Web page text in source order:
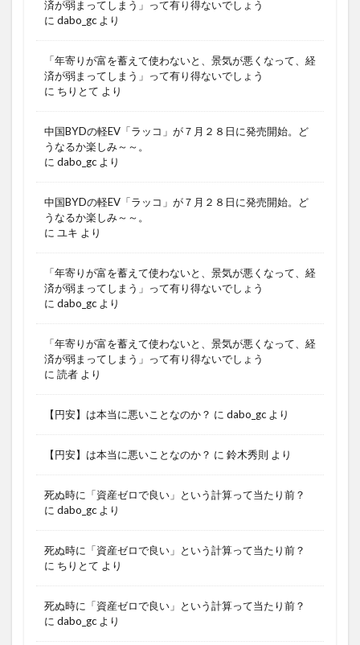
済が弱まってしまう」って有り得ないでしょう
に dabo_gc より
「年寄りが富を蓄えて使わないと、景気が悪くなって、経
済が弱まってしまう」って有り得ないでしょう
に ちりとて より
中国BYDの軽EV「ラッコ」が７月２８日に発売開始。ど
うなるか楽しみ～～。
に dabo_gc より
中国BYDの軽EV「ラッコ」が７月２８日に発売開始。ど
うなるか楽しみ～～。
に ユキ より
「年寄りが富を蓄えて使わないと、景気が悪くなって、経
済が弱まってしまう」って有り得ないでしょう
に dabo_gc より
「年寄りが富を蓄えて使わないと、景気が悪くなって、経
済が弱まってしまう」って有り得ないでしょう
に 読者 より
【円安】は本当に悪いことなのか？ に dabo_gc より
【円安】は本当に悪いことなのか？ に 鈴木秀則 より
死ぬ時に「資産ゼロで良い」という計算って当たり前？
に dabo_gc より
死ぬ時に「資産ゼロで良い」という計算って当たり前？
に ちりとて より
死ぬ時に「資産ゼロで良い」という計算って当たり前？
に dabo_gc より